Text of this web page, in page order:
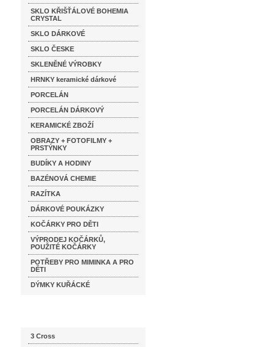
SKLO KŘIŠŤÁLOVÉ BOHEMIA
CRYSTAL
SKLO DÁRKOVÉ
SKLO ČESKE
SKLENĚNÉ VÝROBKY
HRNKY keramické dárkové
PORCELÁN
PORCELÁN DÁRKOVÝ
KERAMICKÉ ZBOŽÍ
OBRAZY + FOTOFILMY +
PRSTÝNKY
BUDÍKY A HODINY
BAZÉNOVÁ CHEMIE
RAZÍTKA
DÁRKOVÉ POUKÁZKY
KOČÁRKY PRO DĚTI
VÝPRODEJ KOČÁRKŮ,
POUŽITÉ KOČÁRKY
POTŘEBY PRO MIMINKA A PRO
DĚTI
DÝMKY KUŘÁCKÉ
3 Cross